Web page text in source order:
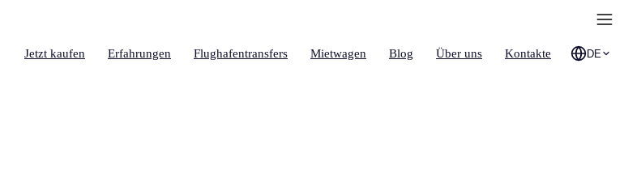
Jetzt kaufen Erfahrungen Flughafentransfers Mietwagen Blog Über uns Kontakte DE